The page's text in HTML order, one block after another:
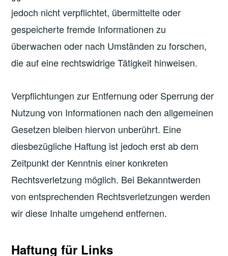
jedoch nicht verpflichtet, übermittelte oder
gespeicherte fremde Informationen zu
überwachen oder nach Umständen zu forschen,
die auf eine rechtswidrige Tätigkeit hinweisen.
Verpflichtungen zur Entfernung oder Sperrung der
Nutzung von Informationen nach den allgemeinen
Gesetzen bleiben hiervon unberührt. Eine
diesbezügliche Haftung ist jedoch erst ab dem
Zeitpunkt der Kenntnis einer konkreten
Rechtsverletzung möglich. Bei Bekanntwerden
von entsprechenden Rechtsverletzungen werden
wir diese Inhalte umgehend entfernen.
Haftung für Links